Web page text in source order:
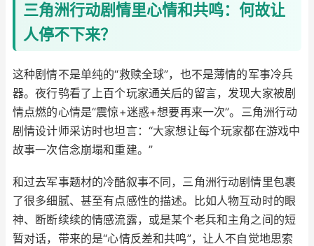
三角洲行动剧情里心情和共鸣：何故让
人停不下来？
这种剧情不是单纯的“救赎全球”，也不是薄情的军事冷兵
器。夜行鸮看了上百个玩家通关后的留言，发现大家被剧
情点燃的心情是“震惊+迷惑+想要再来一次”。三角洲行动
剧情设计师采访时也坦言：“大家想让每个玩家都在游戏中
故事一次信念崩塌和重建。”
和过去军事题材的冷酷叙事不同，三角洲行动剧情里包裹
了很多细腻、甚至有点感性的描述。比如人物互动时的眼
神、断断续续的情感流露，或是某个老兵和主角之间的短
暂对话，带来的是“心情反差和共鸣”，让人不自觉地思索